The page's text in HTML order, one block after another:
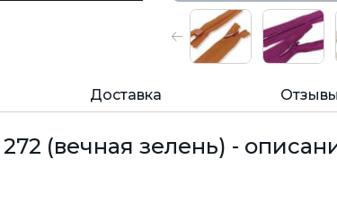
Доставка Отзывы
(вечная зелень) -